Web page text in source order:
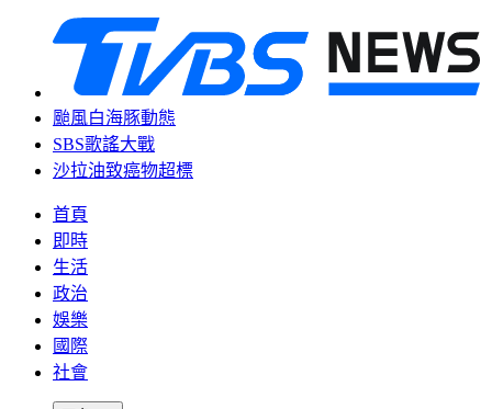
颱風白海豚動態
SBS歌謠大戰
沙拉油致癌物超標
首頁
即時
生活
政治
娛樂
國際
社會